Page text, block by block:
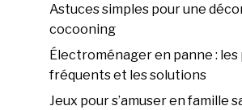
Astuces simples pour une
cocooning
Électroménager en panne :
fréquents et les solutions
Jeux pour s’amuser en famille